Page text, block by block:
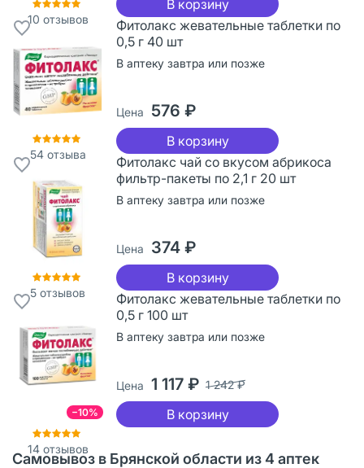
10 отзывов
В корзину
54отзыва
Фитолакс жевательные таблетки по
0,5 г 40 шт
В аптеку завтра или позже
Цена 576 ₽
В корзину
5 отзывов
Фитолакс чай со вкусом абрикоса
фильтр-пакеты по 2,1 г 20 шт
В аптеку завтра или позже
Цена 374 ₽
В корзину
−10%
14отзывов
Фитолакс жевательные таблетки по
0,5 г 100 шт
В аптеку завтра или позже
Цена 1 117 ₽ 1 242 ₽
В корзину
Самовывоз в Брянской области из 4 аптек